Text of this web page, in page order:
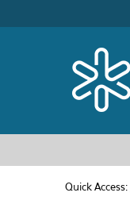
Quick Access: